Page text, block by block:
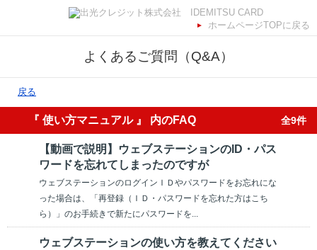
ホームページTOPに戻る
よくあるご質問（Q&A）
戻る
『 使い方マニュアル 』 内のFAQ 全9件
【動画で説明】ウェブステーションのID・パス
ワードを忘れてしまったのですが
ウェブステーションのログインＩＤやパスワードをお忘れにな
った場合は、「再登録（ＩＤ・パスワードを忘れた方はこち
ら）」のお手続きで新たにパスワードを...
ウェブステーションの使い方を教えてください